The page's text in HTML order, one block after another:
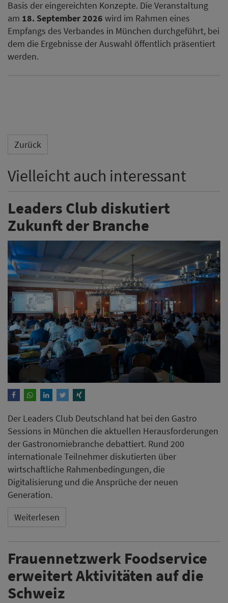
Basis der eingereichten Konzepte. Die Veranstaltung
am 18. September 2026 wird im Rahmen eines
Empfangs des Verbandes in München durchgeführt, bei
dem die Ergebnisse der Auswahl öffentlich präsentiert
werden.
Zurück
Vielleicht auch interessant
Leaders Club diskutiert
Zukunft der Branche
Der Leaders Club Deutschland hat bei den Gastro
Sessions in München die aktuellen Herausforderungen
der Gastronomiebranche debattiert. Rund 200
internationale Teilnehmer diskutierten über
wirtschaftliche Rahmenbedingungen, die
Digitalisierung und die Ansprüche der neuen
Generation.
Weiterlesen
Frauennetzwerk Foodservice
erweitert Aktivitäten auf die
Schweiz